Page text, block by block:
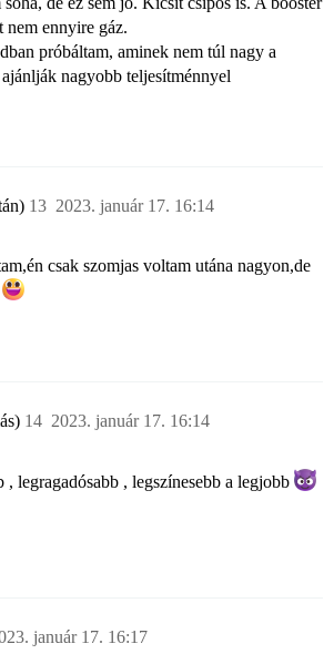
nem ennyire gáz.
próbáltam, aminek nem túl nagy a
nagyobb teljesítménnyel
2023. január 17. 16:14
13
csak szomjas voltam utána nagyon,de
2023. január 17. 16:14
14
, legragadósabb , legszínesebb a legjobb
január 17. 16:17